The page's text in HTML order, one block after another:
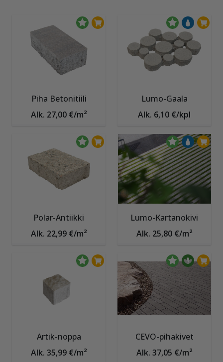
Piha Betonitiili
Alk. 27,00 €/m²
Lumo-Gaala
Alk. 6,10 €/kpl
Polar-Antiikki
Alk. 22,99 €/m²
Lumo-Kartanokivi
Alk. 25,80 €/m²
Artik-noppa
Alk. 35,99 €/m²
CEVO-pihakivet
Alk. 37,05 €/m²